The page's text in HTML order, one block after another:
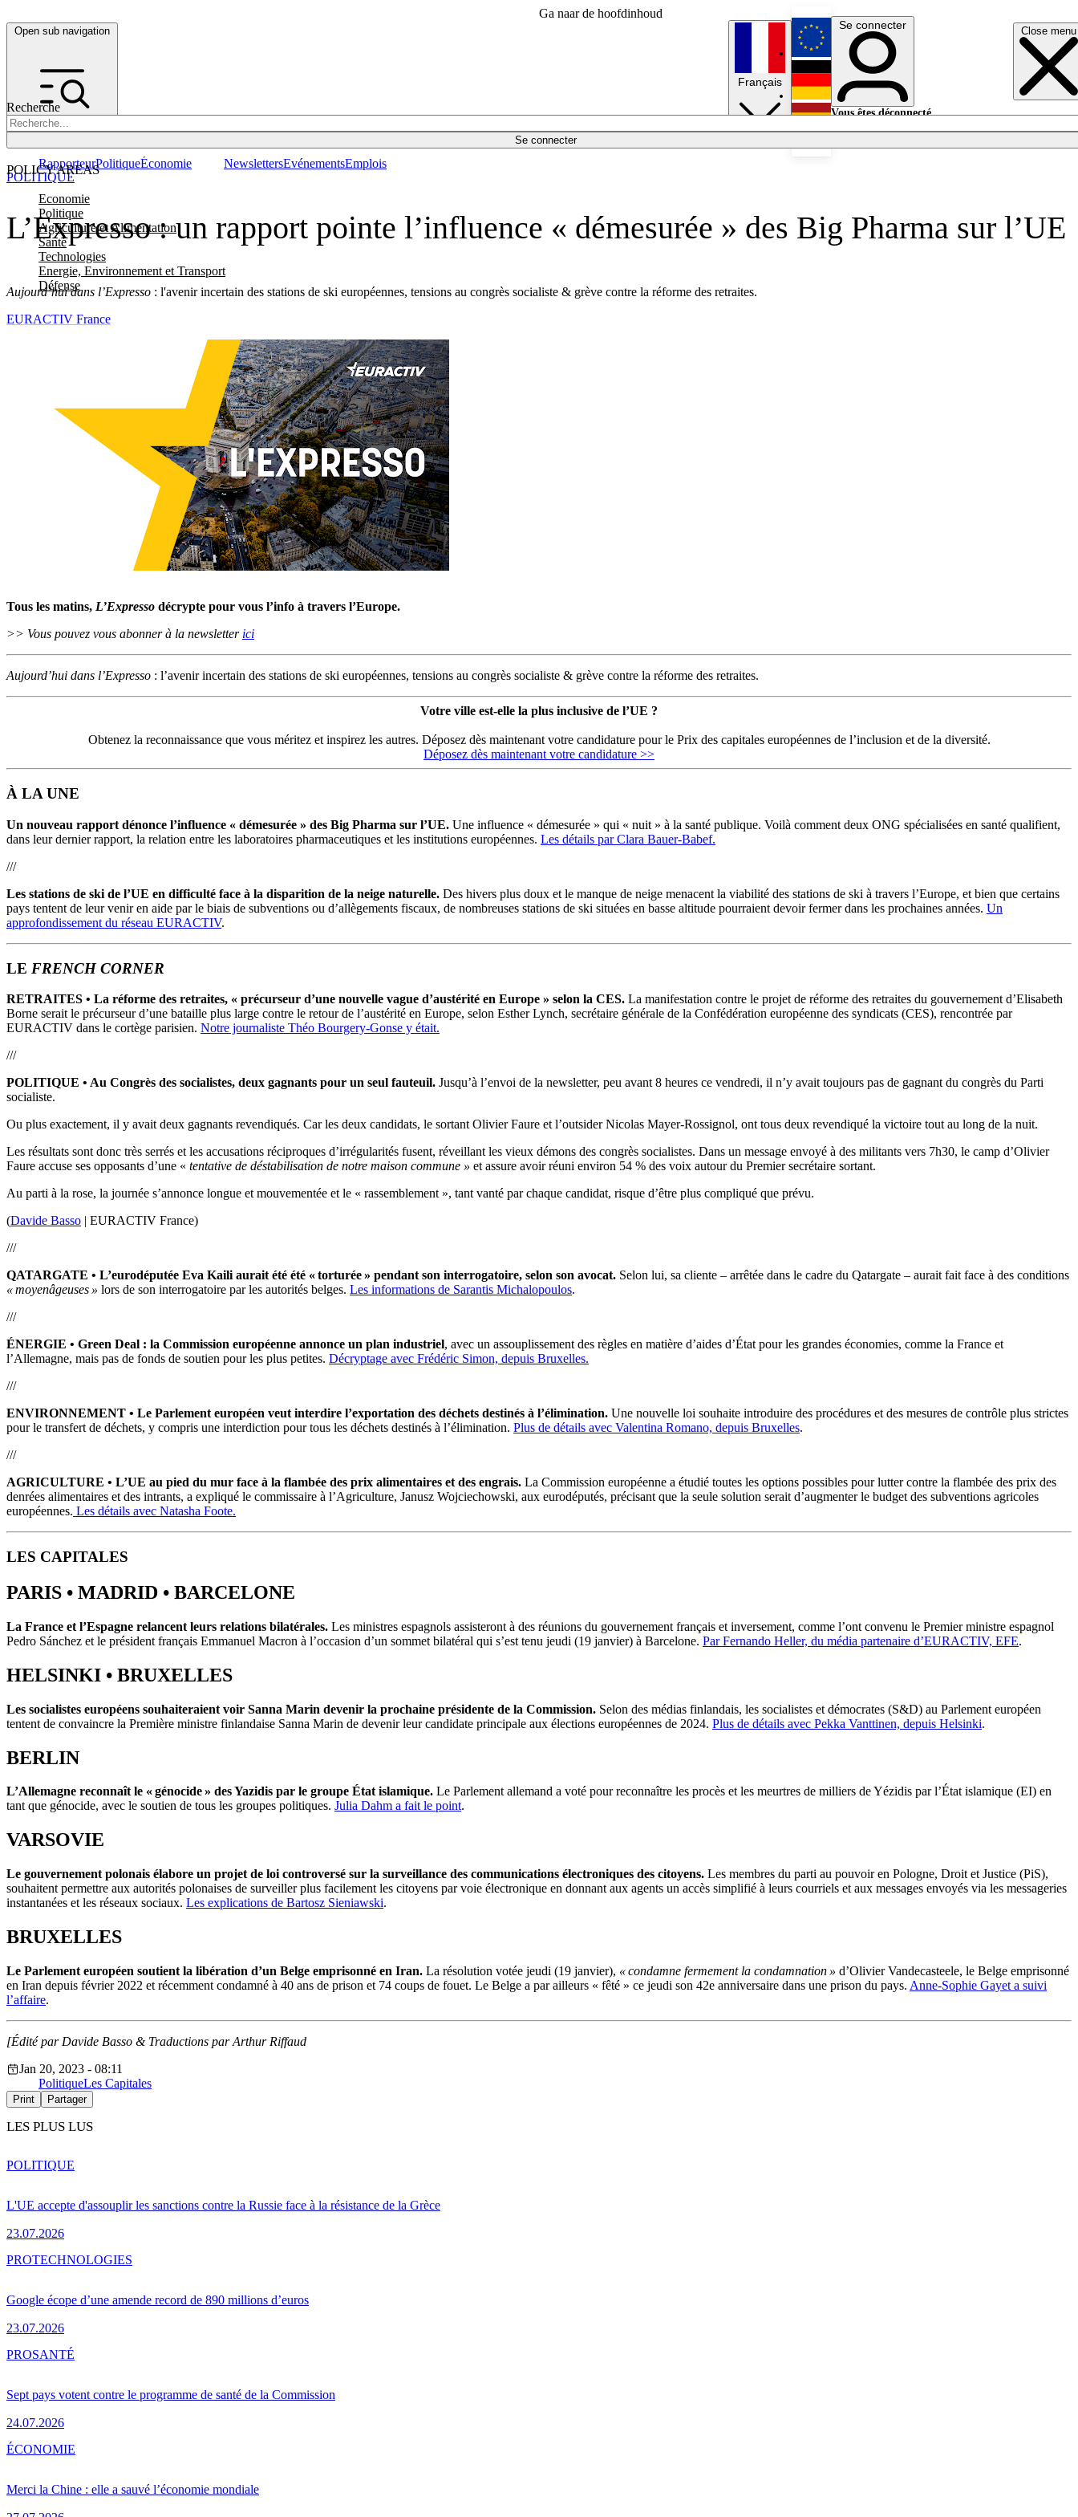
Ga naar de hoofdinhoud
Open sub navigation Close menu
Recherche
Se connecter
POLICY AREAS
Economie
Politique
Agriculture et Alimentation
Santé
Technologies
Energie, Environnement et Transport
Défense
RapporteurPolitiqueÉconomie NewslettersEvénementsEmplois
Français
English
Deutsch
Se connecter
Vous êtes déconnecté.
L’Expresso : un rapport pointe l’influence « démesurée » des Big Pharma sur l’UE
Aujourd’hui dans l’Expresso : l'avenir incertain des stations de ski européennes, tensions au congrès socialiste & grève contre la réforme des retraites.
POLITIQUE
EURACTIV France
Tous les matins, L’Expresso décrypte pour vous l’info à travers l’Europe.
>> Vous pouvez vous abonner à la newsletter ici
Aujourd’hui dans l’Expresso : l’avenir incertain des stations de ski européennes, tensions au congrès socialiste & grève contre la réforme des retraites.
Votre ville est-elle la plus inclusive de l’UE ?
Obtenez la reconnaissance que vous méritez et inspirez les autres. Déposez dès maintenant votre candidature pour le Prix des capitales européennes de l’inclusion et de la diversité.
Déposez dès maintenant votre candidature >>
À LA UNE
Un nouveau rapport dénonce l’influence « démesurée » des Big Pharma sur l’UE. Une influence « démesurée » qui « nuit » à la santé publique. Voilà comment deux ONG spécialisées en santé qualifient,
dans leur dernier rapport, la relation entre les laboratoires pharmaceutiques et les institutions européennes. Les détails par Clara Bauer-Babef.
///
Les stations de ski de l’UE en difficulté face à la disparition de la neige naturelle. Des hivers plus doux et le manque de neige menacent la viabilité des stations de ski à travers l’Europe, et bien que certains
pays tentent de leur venir en aide par le biais de subventions ou d’allègements fiscaux, de nombreuses stations de ski situées en basse altitude pourraient devoir fermer dans les prochaines années. Un
approfondissement du réseau EURACTIV.
LE FRENCH CORNER
RETRAITES • La réforme des retraites, « précurseur d’une nouvelle vague d’austérité en Europe » selon la CES. La manifestation contre le projet de réforme des retraites du gouvernement d’Elisabeth
Borne serait le précurseur d’une bataille plus large contre le retour de l’austérité en Europe, selon Esther Lynch, secrétaire générale de la Confédération européenne des syndicats (CES), rencontrée par
EURACTIV dans le cortège parisien. Notre journaliste Théo Bourgery-Gonse y était.
///
POLITIQUE • Au Congrès des socialistes, deux gagnants pour un seul fauteuil. Jusqu’à l’envoi de la newsletter, peu avant 8 heures ce vendredi, il n’y avait toujours pas de gagnant du congrès du Parti
socialiste.
Ou plus exactement, il y avait deux gagnants revendiqués. Car les deux candidats, le sortant Olivier Faure et l’outsider Nicolas Mayer-Rossignol, ont tous deux revendiqué la victoire tout au long de la nuit.
Les résultats sont donc très serrés et les accusations réciproques d’irrégularités fusent, réveillant les vieux démons des congrès socialistes. Dans un message envoyé à des militants vers 7h30, le camp d’Olivier
Faure accuse ses opposants d’une « tentative de déstabilisation de notre maison commune » et assure avoir réuni environ 54 % des voix autour du Premier secrétaire sortant.
Au parti à la rose, la journée s’annonce longue et mouvementée et le « rassemblement », tant vanté par chaque candidat, risque d’être plus compliqué que prévu.
(Davide Basso | EURACTIV France)
///
QATARGATE • L’eurodéputée Eva Kaili aurait été été « torturée » pendant son interrogatoire, selon son avocat. Selon lui, sa cliente – arrêtée dans le cadre du Qatargate – aurait fait face à des conditions
« moyenâgeuses » lors de son interrogatoire par les autorités belges. Les informations de Sarantis Michalopoulos.
///
ÉNERGIE • Green Deal : la Commission européenne annonce un plan industriel, avec un assouplissement des règles en matière d’aides d’État pour les grandes économies, comme la France et
l’Allemagne, mais pas de fonds de soutien pour les plus petites. Décryptage avec Frédéric Simon, depuis Bruxelles.
///
ENVIRONNEMENT • Le Parlement européen veut interdire l’exportation des déchets destinés à l’élimination. Une nouvelle loi souhaite introduire des procédures et des mesures de contrôle plus strictes
pour le transfert de déchets, y compris une interdiction pour tous les déchets destinés à l’élimination. Plus de détails avec Valentina Romano, depuis Bruxelles.
///
AGRICULTURE • L’UE au pied du mur face à la flambée des prix alimentaires et des engrais. La Commission européenne a étudié toutes les options possibles pour lutter contre la flambée des prix des
denrées alimentaires et des intrants, a expliqué le commissaire à l’Agriculture, Janusz Wojciechowski, aux eurodéputés, précisant que la seule solution serait d’augmenter le budget des subventions agricoles
européennes. Les détails avec Natasha Foote.
LES CAPITALES
PARIS • MADRID • BARCELONE
La France et l’Espagne relancent leurs relations bilatérales. Les ministres espagnols assisteront à des réunions du gouvernement français et inversement, comme l’ont convenu le Premier ministre espagnol
Pedro Sánchez et le président français Emmanuel Macron à l’occasion d’un sommet bilatéral qui s’est tenu jeudi (19 janvier) à Barcelone. Par Fernando Heller, du média partenaire d’EURACTIV, EFE.
HELSINKI • BRUXELLES
Les socialistes européens souhaiteraient voir Sanna Marin devenir la prochaine présidente de la Commission. Selon des médias finlandais, les socialistes et démocrates (S&D) au Parlement européen
tentent de convaincre la Première ministre finlandaise Sanna Marin de devenir leur candidate principale aux élections européennes de 2024. Plus de détails avec Pekka Vanttinen, depuis Helsinki.
BERLIN
L’Allemagne reconnaît le « génocide » des Yazidis par le groupe État islamique. Le Parlement allemand a voté pour reconnaître les procès et les meurtres de milliers de Yézidis par l’État islamique (EI) en
tant que génocide, avec le soutien de tous les groupes politiques. Julia Dahm a fait le point.
VARSOVIE
Le gouvernement polonais élabore un projet de loi controversé sur la surveillance des communications électroniques des citoyens. Les membres du parti au pouvoir en Pologne, Droit et Justice (PiS),
souhaitent permettre aux autorités polonaises de surveiller plus facilement les citoyens par voie électronique en donnant aux agents un accès simplifié à leurs courriels et aux messages envoyés via les messageries
instantanées et les réseaux sociaux. Les explications de Bartosz Sieniawski.
BRUXELLES
Le Parlement européen soutient la libération d’un Belge emprisonné en Iran. La résolution votée jeudi (19 janvier), « condamne fermement la condamnation » d’OlivierVandecasteele, le Belge emprisonné
en Iran depuis février 2022 et récemment condamné à 40 ans de prison et 74 coups de fouet. Le Belge a par ailleurs « fêté » ce jeudi son 42e anniversaire dans une prison du pays. Anne-Sophie Gayet a suivi
l’affaire.
[Édité par Davide Basso & Traductions par Arthur Riffaud
Jan 20, 2023 - 08:11
PolitiqueLes Capitales
Print Partager
LES PLUS LUS
L'UE accepte d'assouplir les sanctions contre la Russie face à la résistance de la Grèce
23.07.2026
POLITIQUE
Google écope d’une amende record de 890 millions d’euros
23.07.2026
PROTECHNOLOGIES
Sept pays votent contre le programme de santé de la Commission
24.07.2026
PROSANTÉ
Merci la Chine : elle a sauvé l’économie mondiale
ÉCONOMIE